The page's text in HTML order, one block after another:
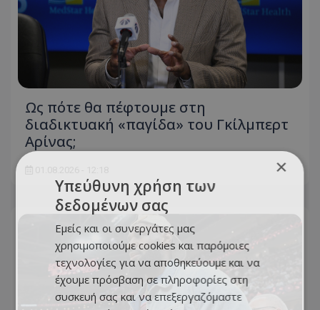
Ως πότε θα πέφτουμε στη
διαδικτυακή «παγίδα» του Γκίλμπερτ
Αρίνας;
×
Υπεύθυνη χρήση των
δεδομένων σας
Εμείς και οι συνεργάτες μας
χρησιμοποιούμε cookies και παρόμοιες
τεχνολογίες για να αποθηκεύουμε και να
έχουμε πρόσβαση σε πληροφορίες στη
συσκευή σας και να επεξεργαζόμαστε